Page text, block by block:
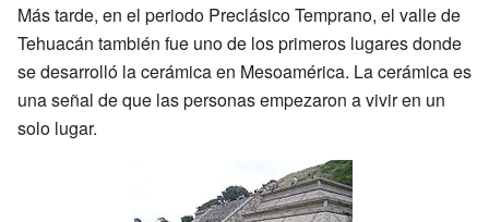
Más tarde, en el periodo Preclásico Temprano, el valle de
Tehuacán también fue uno de los primeros lugares donde
se desarrolló la cerámica en Mesoamérica. La cerámica es
una señal de que las personas empezaron a vivir en un
solo lugar.